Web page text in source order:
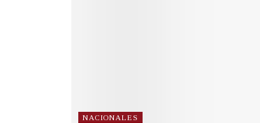
NACIONALES